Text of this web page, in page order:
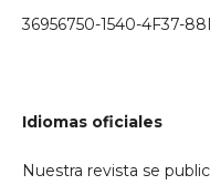
36956750-1540-4F37-
Idiomas oficiales
Nuestra revista se